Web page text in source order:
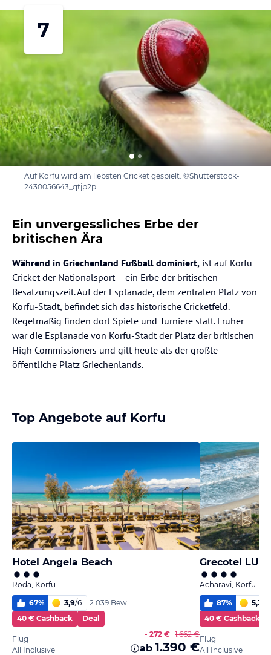
7
Auf Korfu wird am liebsten Cricket gespielt. ©Shutterstock-
2430056643_qtjp2p
Ein unvergessliches Erbe der
britischen Ära
Während in Griechenland Fußball dominiert, ist auf Korfu
Cricket der Nationalsport – ein Erbe der britischen
Besatzungszeit. Auf der Esplanade, dem zentralen Platz von
Korfu-Stadt, befindet sich das historische Cricketfeld.
Regelmäßig finden dort Spiele und Turniere statt. Früher
war die Esplanade von Korfu-Stadt der Platz der britischen
High Commissioners und gilt heute als der größte
öffentliche Platz Griechenlands.
Top Angebote auf Korfu
Hotel Angela Beach
Roda, Korfu
67% 3,9/6
2.039 Bew.
40 € Cashback
Deal
Flug
All Inclusive
- 272 € 1.662 €
ab 1.390 €
Grecotel
Acharavi, Korfu
87% 5,3
40 € Cashback
Flug
All Inclusive